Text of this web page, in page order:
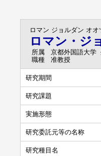
ロマン ジョルダン オオ
ロマン・ジ
所属
京都外国語大学
職種
准教授
研究期間
研究課題
実施形態
研究委託元等の名称
研究種目名